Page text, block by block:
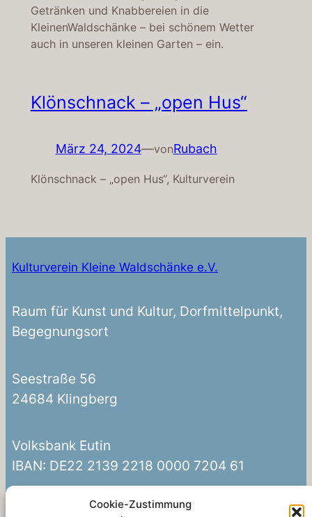
Cookie-Zustimmung
Getränken und Knabbereien in die
KleinenWaldschänke – bei schönem Wetter
auch in unseren kleinen Garten – ein.
Klönschnack – „open Hus“
März 24, 2024—vonRubach
Klönschnack – „open Hus“, Kulturverein
Kulturverein Kleine Waldschänke e.V.
Raum für Kunst und Kultur, Dorfmittelpunkt,
Begegnungsort
Seestraße 56
24684 Klingberg
Volksbank Eutin
IBAN: DE22 2139 2218 0000 7204 61